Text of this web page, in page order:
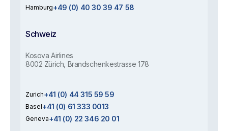
Hamburg+49 (0) 40 30 39 47 58
Schweiz
Kosova Airlines
8002 Zürich, Brandschenkestrasse 178
Zurich+41 (0) 44 315 59 59
Basel+41 (0) 61 333 0013
Geneva+41 (0) 22 346 20 01